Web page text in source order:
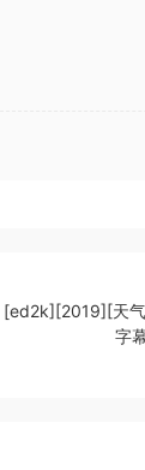
[ed2k][2019][天
字